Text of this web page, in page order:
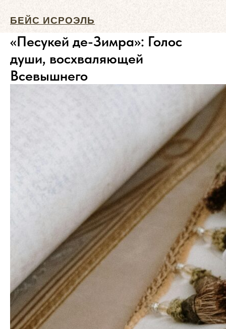
БЕЙС ИСРОЭЛЬ
«Песукей де-Зимра»: Голос
души, восхваляющей
Всевышнего